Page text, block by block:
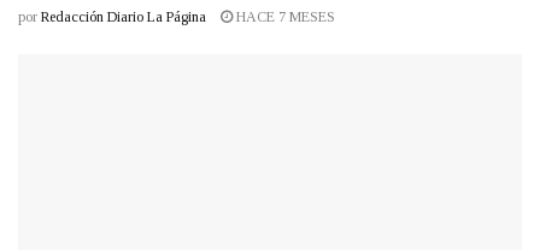
por Redacción Diario La Página HACE 7 MESES